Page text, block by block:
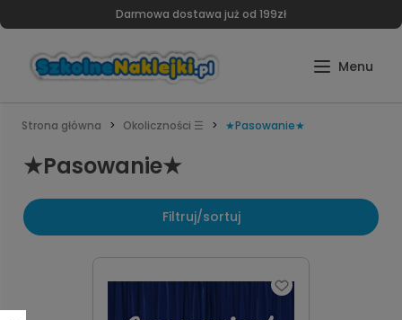
Darmowa dostawa już od 199zł
Strona główna Okoliczności ☰ ★Pasowanie★
★Pasowanie★
Filtruj/sortuj